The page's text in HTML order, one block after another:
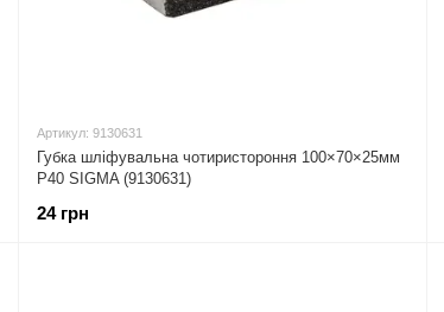
Артикул: 9130631
Губка шліфувальна чотиристороння 100×70×25мм
P40 SIGMA (9130631)
24 грн